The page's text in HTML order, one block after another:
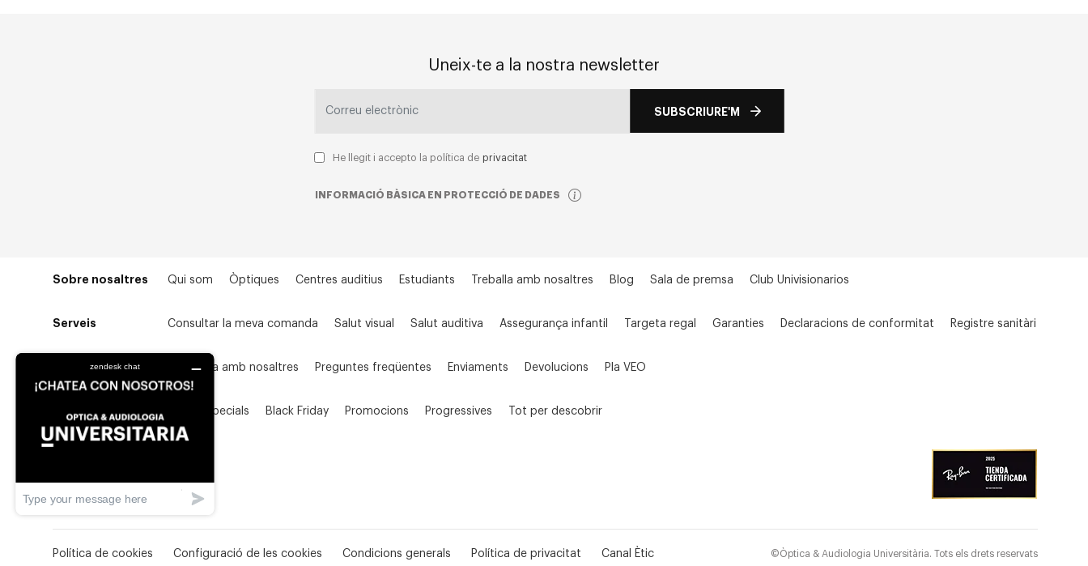
Uneix-te a la nostra newsletter
SUBSCRIURE'M
He llegit i accepto la política de privacitat
INFORMACIÓ BÀSICA EN PROTECCIÓ DE DADES
Sobre nosaltres Qui som Òptiques Centres auditius Estudiants Treballa amb nosaltres Blog Sala de premsa Club Univisionarios
Serveis Consultar la meva comanda Salut visual Salut auditiva Assegurança infantil Targeta regal Garanties Declaracions de conformitat Registre sanitàri
Contacta amb nosaltres Preguntes freqüentes Enviaments Devolucions Pla VEO
Preus especials Black Friday Promocions Progressives Tot per descobrir
Política de cookies Configuració de les cookies Condicions generals Política de privacitat Canal Ètic ©Òptica & Audiologia Universitària. Tots els drets reservats